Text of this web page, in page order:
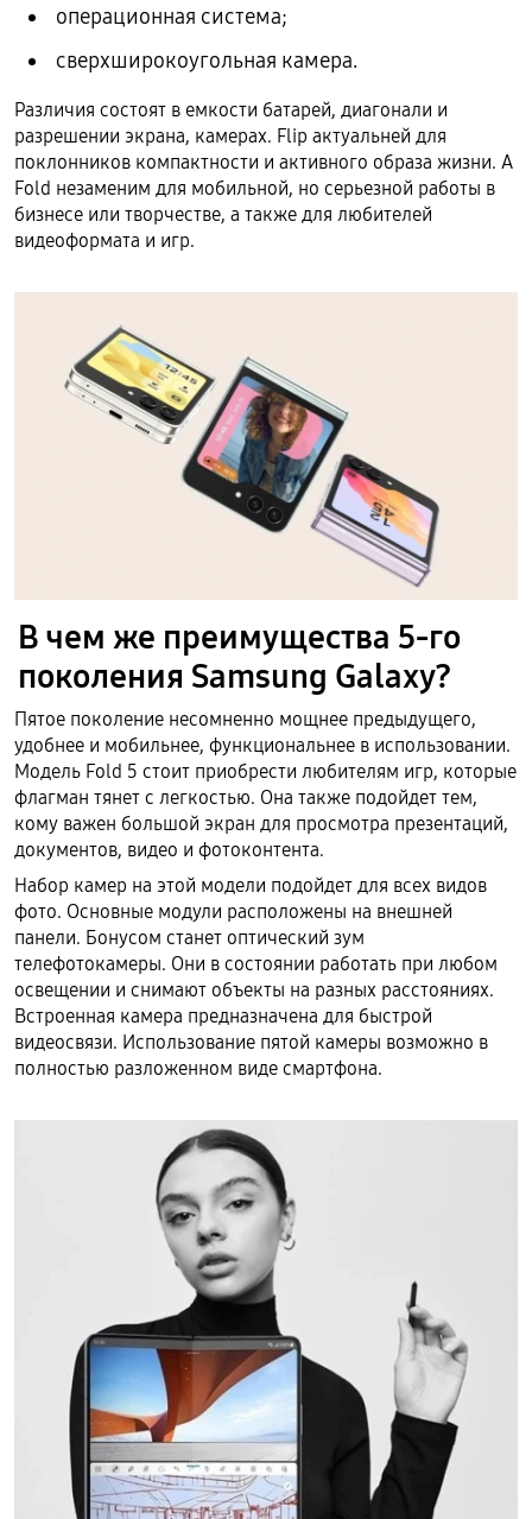
операционная система;
сверхширокоугольная камера.
Различия состоят в емкости батарей, диагонали и
разрешении экрана, камерах. Flip актуальней для
поклонников компактности и активного образа жизни. А
Fold незаменим для мобильной, но серьезной работы в
бизнесе или творчестве, а также для любителей
видеоформата и игр.
В чем же преимущества 5-го
поколения Samsung Galaxy?
Пятое поколение несомненно мощнее предыдущего,
удобнее и мобильнее, функциональнее в использовании.
Модель Fold 5 стоит приобрести любителям игр, которые
флагман тянет с легкостью. Она также подойдет тем,
кому важен большой экран для просмотра презентаций,
документов, видео и фотоконтента.
Набор камер на этой модели подойдет для всех видов
фото. Основные модули расположены на внешней
панели. Бонусом станет оптический зум
телефотокамеры. Они в состоянии работать при любом
освещении и снимают объекты на разных расстояниях.
Встроенная камера предназначена для быстрой
видеосвязи. Использование пятой камеры возможно в
полностью разложенном виде смартфона.